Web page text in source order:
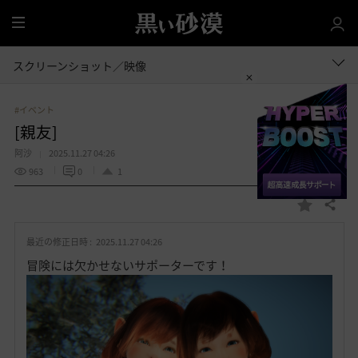
全
体
スクリーンショット／映像
#イベント
[親友]
阿沙
2025.11.27 04:26
963
0 1
お 共有する
最近の修正日時 : 2025.11.27 04:26
冒険には欠かせないサポーターです！